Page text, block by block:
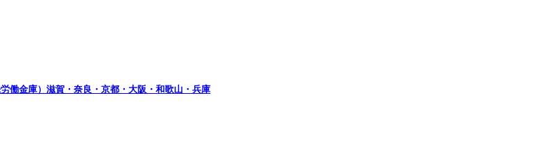
働金庫）滋賀・奈良・京都・大阪・和歌山・兵庫